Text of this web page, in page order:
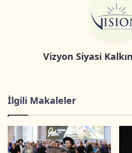
hakkındaki
değildir. Önemi ancak
çıkacaktır.
tutumlarında
tutumların
etkisinde rol oynayan birçok
yorumlayanları inceleyecek.
Vizyon Siyasi
İlgili Makaleler